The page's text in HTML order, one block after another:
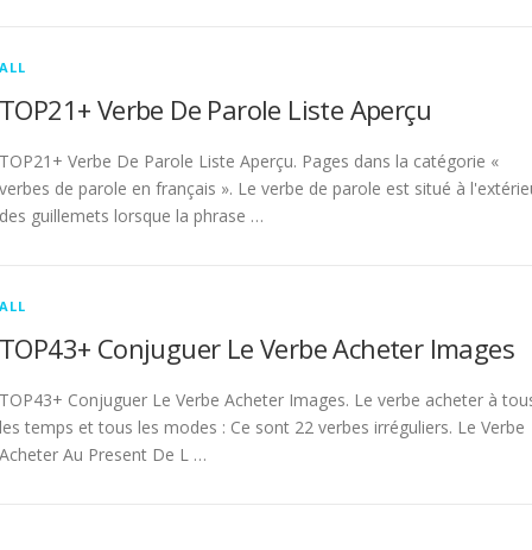
ALL
TOP21+ Verbe De Parole Liste Aperçu
TOP21+ Verbe De Parole Liste Aperçu. Pages dans la catégorie «
verbes de parole en français ». Le verbe de parole est situé à
des guillemets lorsque la phrase …
ALL
TOP43+ Conjuguer Le Verbe Acheter Images
TOP43+ Conjuguer Le Verbe Acheter Images. Le verbe acheter à
les temps et tous les modes : Ce sont 22 verbes irréguliers. Le Verbe
Acheter Au Present De L …